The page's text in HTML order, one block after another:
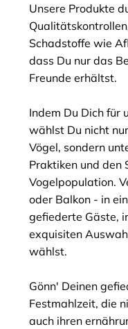
Unsere Produkte
Schadstoffe wie
dass Du nur das
Freunde erhältst.
Indem Du Dich für
wählst Du nicht
Vögel, sondern
Praktiken und den
Vogelpopulation.
oder Balkon - in
gefiederte Gäste,
exquisiten
wählst.
Gönn' Deinen
Festmahlzeit, die
auch ihren